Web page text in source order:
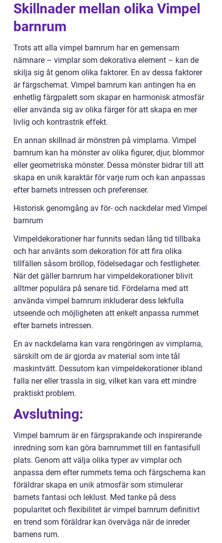
Skillnader mellan olika Vimpel
barnrum
Trots att alla vimpel barnrum har en gemensam
nämnare – vimplar som dekorativa element – kan de
skilja sig åt genom olika faktorer. En av dessa faktorer
är färgschemat. Vimpel barnrum kan antingen ha en
enhetlig färgpalett som skapar en harmonisk atmosfär
eller använda sig av olika färger för att skapa en mer
livlig och kontrastrik effekt.
En annan skillnad är mönstren på vimplarna. Vimpel
barnrum kan ha mönster av olika figurer, djur, blommor
eller geometriska mönster. Dessa mönster bidrar till att
skapa en unik karaktär för varje rum och kan anpassas
efter barnets intressen och preferenser.
Historisk genomgång av för- och nackdelar med Vimpel
barnrum
Vimpeldekorationer har funnits sedan lång tid tillbaka
och har använts som dekoration för att fira olika
tillfällen såsom bröllop, födelsedagar och festligheter.
När det gäller barnrum har vimpeldekorationer blivit
alltmer populära på senare tid. Fördelarna med att
använda vimpel barnrum inkluderar dess lekfulla
utseende och möjligheten att enkelt anpassa rummet
efter barnets intressen.
En av nackdelarna kan vara rengöringen av vimplarna,
särskilt om de är gjorda av material som inte tål
maskintvätt. Dessutom kan vimpeldekorationer ibland
falla ner eller trassla in sig, vilket kan vara ett mindre
praktiskt problem.
Avslutning:
Vimpel barnrum är en färgsprakande och inspirerande
inredning som kan göra barnrummet till en fantasifull
plats. Genom att välja olika typer av vimplar och
anpassa dem efter rummets tema och färgschema kan
föräldrar skapa en unik atmosfär som stimulerar
barnets fantasi och leklust. Med tanke på dess
popularitet och flexibilitet är vimpel barnrum definitivt
en trend som föräldrar kan överväga när de inreder
barnens rum.